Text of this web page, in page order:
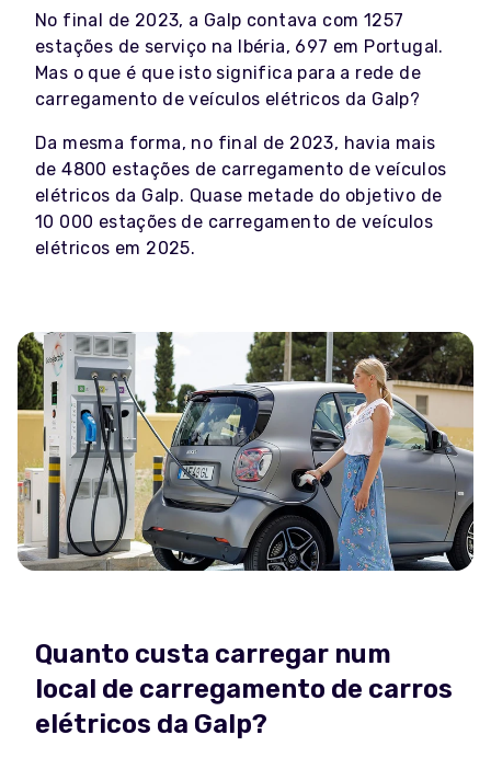
No final de 2023, a Galp contava com 1257
estações de serviço na Ibéria, 697 em Portugal.
Mas o que é que isto significa para a rede de
carregamento de veículos elétricos da Galp?
Da mesma forma, no final de 2023, havia mais
de 4800 estações de carregamento de veículos
elétricos da Galp. Quase metade do objetivo de
10 000 estações de carregamento de veículos
elétricos em 2025.
Quanto custa carregar num
local de carregamento de carros
elétricos da Galp?